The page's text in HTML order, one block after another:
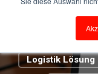
Kassenbon
Logistik Lösung